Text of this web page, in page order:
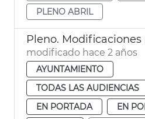
PLENO ABRIL
Pleno.
modificado hace 2 años
AYUNTAMIENTO
TODAS LAS AUDIENCIAS
EN PORTADA
EN